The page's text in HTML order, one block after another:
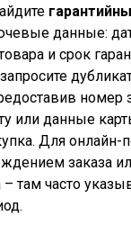
данные:
и срок
номер
или данные
Для онлайн-
заказа
– там часто